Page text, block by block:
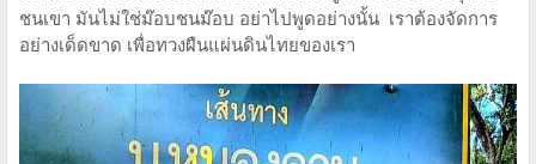
ชนเขา มันไม่ใช่ม๊อบชนม๊อบ อย่าไปพูดอย่างนั้น เราต้องจัดการ
อย่างเด็ดขาด เพื่อทวงผืนแผ่นดินไทยของเรา